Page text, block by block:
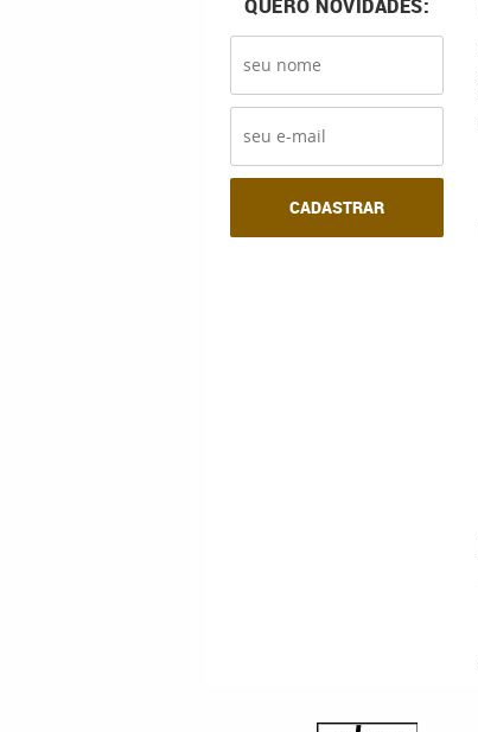
QUERO NOVIDADES:
CADASTRAR